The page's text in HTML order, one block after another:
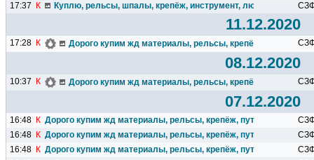
17:37
К Куплю, рельсы, шпалы, крепёж, инструмент, любые жд
11.12.2020
17:28 К Дорого купим жд материалы, рельсы, крепёж, путевой
08.12.2020
10:37 К Дорого купим жд материалы, рельсы, крепёж, путевой
07.12.2020
16:48 К Дорого купим жд материалы, рельсы, крепёж, путевой
16:48 К Дорого купим жд материалы, рельсы, крепёж, путевой
16:48 К Дорого купим жд материалы, рельсы, крепёж, путевой